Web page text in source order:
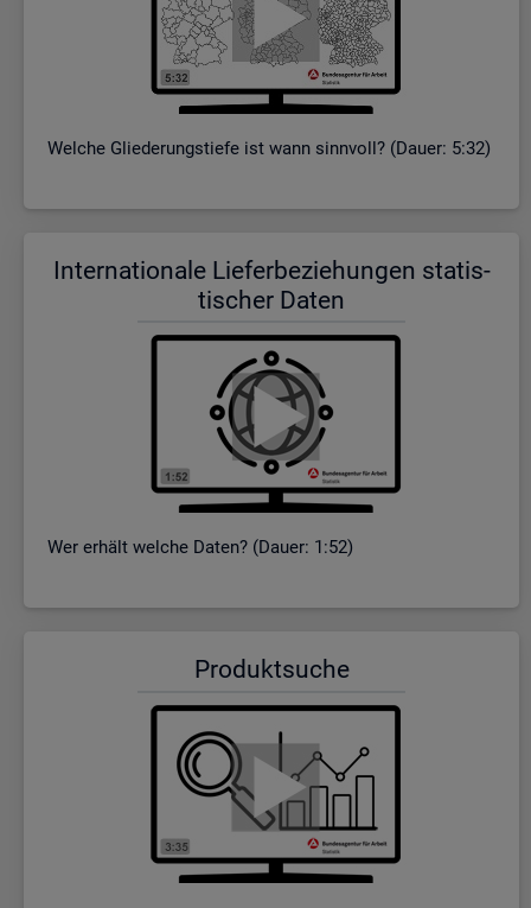
Wel­che Glie­de­rungs­tie­fe ist wann sinn­voll? (Dauer: 5:32)
In­ter­na­tio­na­le Lie­fer­be­zie­hun­gen sta­tis­
ti­scher Daten
Wer er­hält wel­che Daten? (Dauer: 1:52)
Pro­dukt­su­che